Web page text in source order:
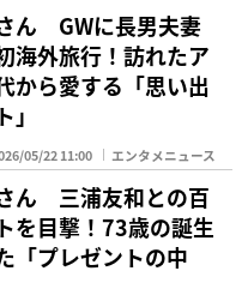
ん GWに長男夫妻
海外旅行！訪れたア
から愛する「思い出
05/22 11:00 エンタメニュース
ん 三浦友和との百
を目撃！73歳の誕生
「プレゼントの中